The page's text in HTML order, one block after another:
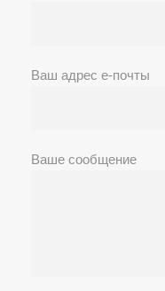
Ваш адрес е-почты
Ваше сообщение